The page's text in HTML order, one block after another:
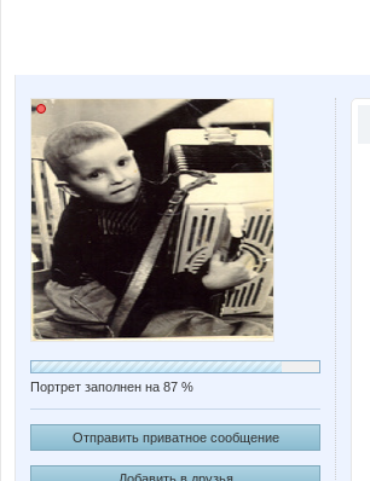
Портрет заполнен на 87 %
Отправить приватное сообщение